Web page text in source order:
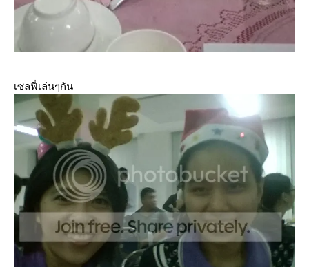
เซลฟี่เล่นๆกัน